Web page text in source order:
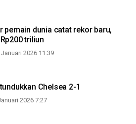
pemain dunia catat rekor baru,
triliun
2026 11:39
Chelsea 2-1
2026 7:27